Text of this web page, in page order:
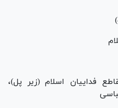
فداییان اسلام (زیر پل)،